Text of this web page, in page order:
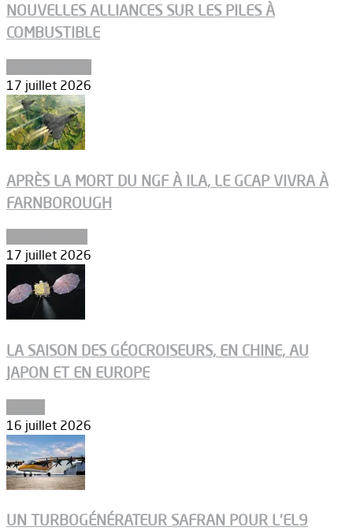
NOUVELLES ALLIANCES SUR LES PILES À
COMBUSTIBLE
17 juillet 2026
APRÈS LA MORT DU NGF À ILA, LE GCAP VIVRA À
FARNBOROUGH
17 juillet 2026
LA SAISON DES GÉOCROISEURS, EN CHINE, AU
JAPON ET EN EUROPE
16 juillet 2026
UN TURBOGÉNÉRATEUR SAFRAN POUR L’EL9